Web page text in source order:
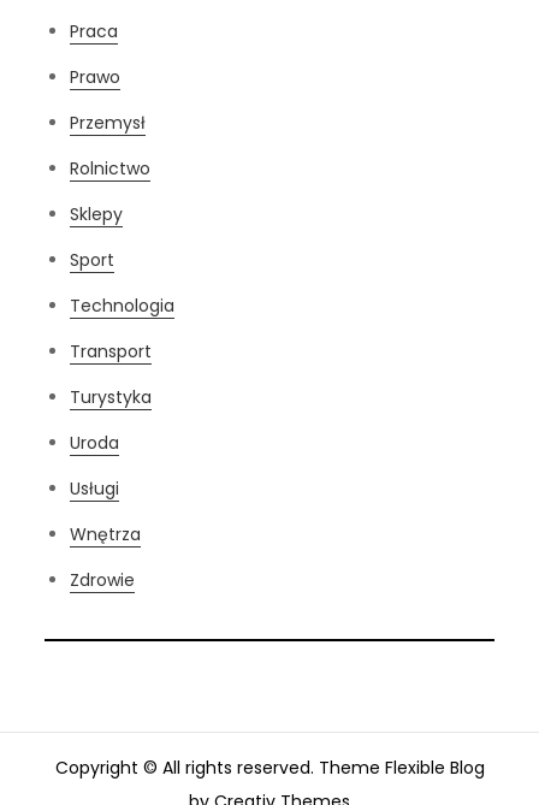
Praca
Prawo
Przemysł
Rolnictwo
Sklepy
Sport
Technologia
Transport
Turystyka
Uroda
Usługi
Wnętrza
Zdrowie
Copyright © All rights reserved. Theme Flexible Blog